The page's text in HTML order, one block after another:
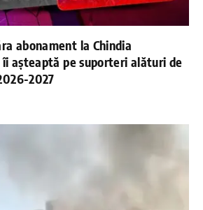
abonament la Chindia
îi așteaptă pe suporteri alături de
2027